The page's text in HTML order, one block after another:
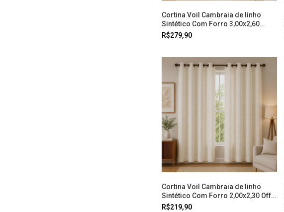
Cortina Voil Cambraia de linho
Sintético Com Forro 3,00x2,60
Branco Doural
R$279,90
Cortina Voil Cambraia de linho
Sintético Com Forro 2,00x2,30 Off
White Doural
R$219,90